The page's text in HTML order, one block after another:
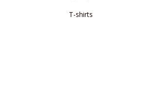
T-shirts